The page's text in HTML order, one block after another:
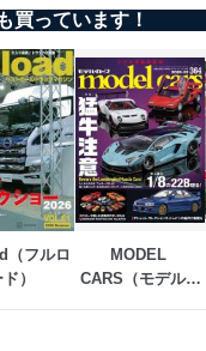
買っています！
フルロ
）
MODEL
CARS（モデル・